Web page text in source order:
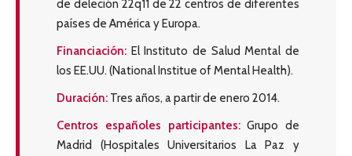
de deleción 22q11 de 22 centros de diferentes
países de América y Europa.
Financiación: El Instituto de Salud Mental de
los EE.UU. (National Institue of Mental Health).
Duración: Tres años, a partir de enero 2014.
Centros españoles participantes: Grupo de
Madrid (Hospitales Universitarios La Paz y